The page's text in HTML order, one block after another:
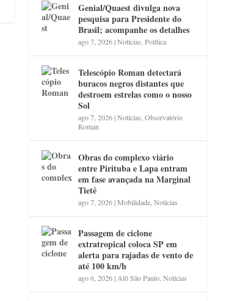
Genial/Quaest divulga nova
pesquisa para Presidente do
Brasil; acompanhe os detalhes
ago 7, 2026|Notícias ,Política
Telescópio Roman detectará
buracos negros distantes que
destroem estrelas como o nosso
Sol
ago 7, 2026|Notícias ,Observatório
Roman
Obras do complexo viário
entre Pirituba e Lapa entram
em fase avançada na Marginal
Tietê
ago 7, 2026|Mobilidade ,Notícias
Passagem de ciclone
extratropical coloca SP em
alerta para rajadas de vento de
até 100 km/h
ago 6, 2026| Alô São Paulo ,Notícias